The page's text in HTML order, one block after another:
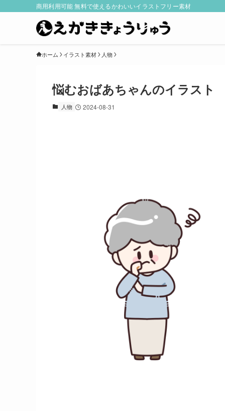
商用利用可能 無料で使えるかわいいイラストフリー素材
ホーム イラスト素材 人物
悩むおばあちゃんのイラスト
人物 2024-08-31